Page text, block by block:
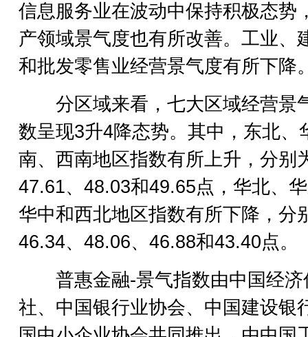
信息服务业在波动中保持积极态势
产领域景气度也有所改善。工业、
和批发零售业经营景气度有所下降
分区域来看，七大区域经营景
数呈现3升4降态势。其中，东北、
南、西南地区指数有所上升，分别
47.61、48.03和49.65点，华北、
华中和西北地区指数有所下降，分
46.34、48.06、46.88和43.40点。
普惠金融-景气指数由中国经济
社、中国银行业协会、中国建设银